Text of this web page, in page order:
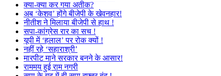
क्या-क्या कर गया अतीक?
अब ‘केशव’ होंगे बीजेपी के खेवनहार!
नीतीश ने मिलाया बीजेपी से हाथ !
सपा-कांग्रेस रार का सच !
यूपी में ‘हलाल’ पर रोक क्यों !
नहीं रहे ‘सहाराश्री’
मारपीट माने सरकार बनने के आसार!
राममय हुई राम नगरी